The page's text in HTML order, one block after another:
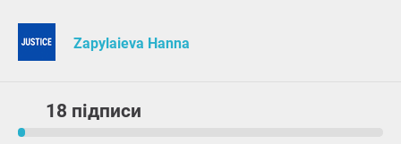
Zapylaieva Hanna
18 підписи